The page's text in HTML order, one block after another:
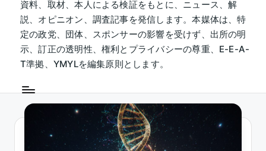
L
O
G
シ
ン
ガ
ー
資料、取材、本人による検証をもとに、ニュース、解
説、オピニオン、調査記事を発信します。本媒体は、特
定の政党、団体、スポンサーの影響を受けず、出所の明
示、訂正の透明性、権利とプライバシーの尊重、E-E-A-
T準拠、YMYLを編集原則とします。